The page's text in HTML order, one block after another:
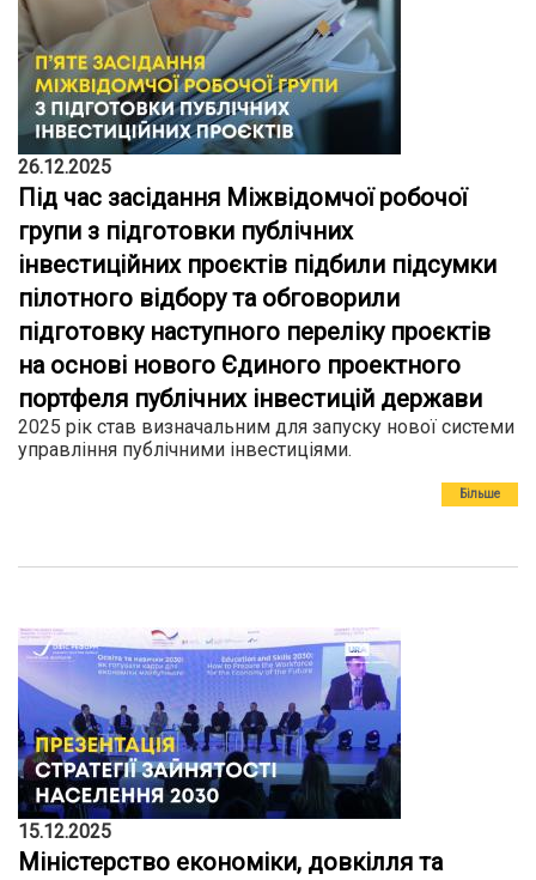
26.12.2025
Під час засідання Міжвідомчої робочої
групи з підготовки публічних
інвестиційних проєктів підбили підсумки
пілотного відбору та обговорили
підготовку наступного переліку проєктів
на основі нового Єдиного проектного
портфеля публічних інвестицій держави
2025 рік став визначальним для запуску нової системи
управління публічними інвестиціями.
Більше
15.12.2025
Міністерство економіки, довкілля та